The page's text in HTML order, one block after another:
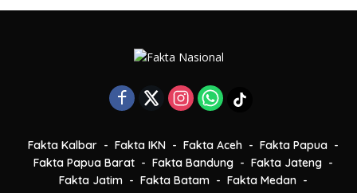
Fakta Kalbar Fakta IKN Fakta Aceh
Fakta Papua
Fakta Papua Barat
Fakta Bandung
Fakta Jateng
Fakta Jatim
Fakta Batam
Fakta Medan